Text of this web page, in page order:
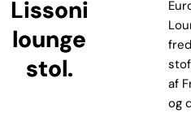
Lissoni
lounge
stol.
af
og